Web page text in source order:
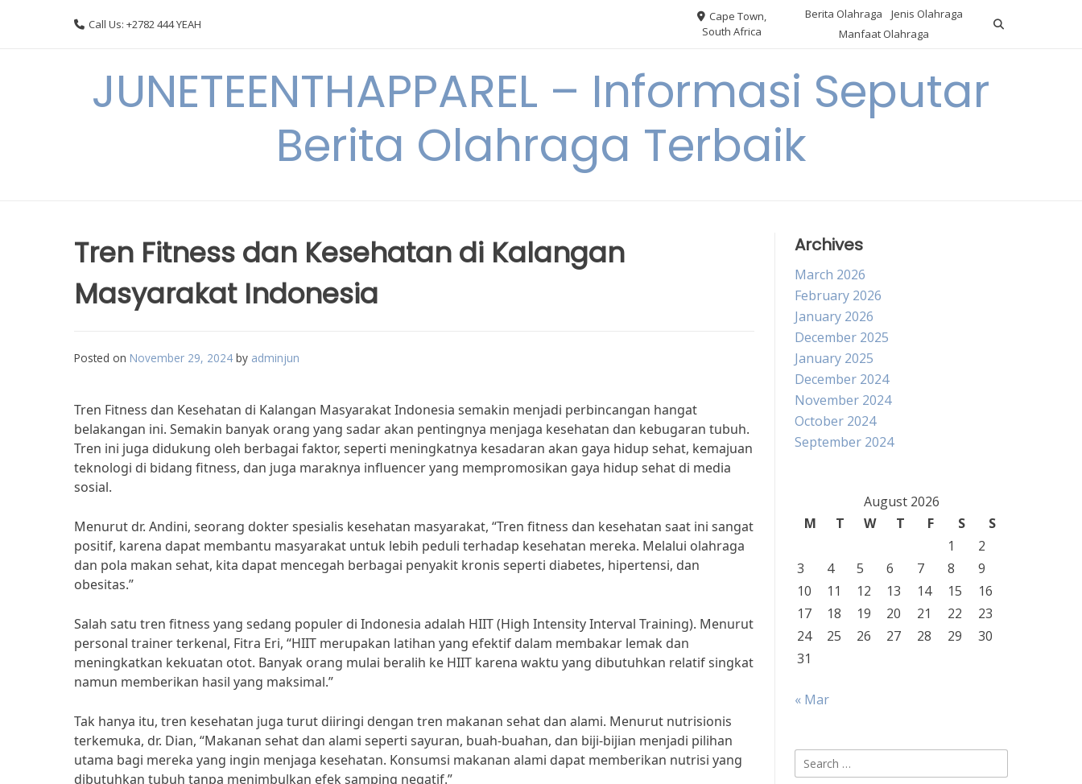
Call Us: +2782 444 YEAH
Cape Town,
South Africa
Berita Olahraga
Jenis Olahraga
Manfaat Olahraga
JUNETEENTHAPPAREL – Informasi Seputar
Berita Olahraga Terbaik
Tren Fitness dan Kesehatan di Kalangan
Masyarakat Indonesia
Posted on November 29, 2024 by adminjun
Tren Fitness dan Kesehatan di Kalangan Masyarakat Indonesia semakin menjadi perbincangan hangat
belakangan ini. Semakin banyak orang yang sadar akan pentingnya menjaga kesehatan dan kebugaran tubuh.
Tren ini juga didukung oleh berbagai faktor, seperti meningkatnya kesadaran akan gaya hidup sehat, kemajuan
teknologi di bidang fitness, dan juga maraknya influencer yang mempromosikan gaya hidup sehat di media
sosial.
Menurut dr. Andini, seorang dokter spesialis kesehatan masyarakat, “Tren fitness dan kesehatan saat ini sangat
positif, karena dapat membantu masyarakat untuk lebih peduli terhadap kesehatan mereka. Melalui olahraga
dan pola makan sehat, kita dapat mencegah berbagai penyakit kronis seperti diabetes, hipertensi, dan
obesitas.”
Salah satu tren fitness yang sedang populer di Indonesia adalah HIIT (High Intensity Interval Training). Menurut
personal trainer terkenal, Fitra Eri, “HIIT merupakan latihan yang efektif dalam membakar lemak dan
meningkatkan kekuatan otot. Banyak orang mulai beralih ke HIIT karena waktu yang dibutuhkan relatif singkat
namun memberikan hasil yang maksimal.”
Tak hanya itu, tren kesehatan juga turut diiringi dengan tren makanan sehat dan alami. Menurut nutrisionis
terkemuka, dr. Dian, “Makanan sehat dan alami seperti sayuran, buah-buahan, dan biji-bijian menjadi pilihan
utama bagi mereka yang ingin menjaga kesehatan. Konsumsi makanan alami dapat memberikan nutrisi yang
dibutuhkan tubuh tanpa menimbulkan efek samping negatif.”
Archives
March 2026
February 2026
January 2026
December 2025
January 2025
December 2024
November 2024
October 2024
September 2024
August 2026
M
T W T F S
S
1
2
3
4 5 6 7 8
9
10
11 12 13 14 15
16
17
18 19 20 21 22
23
24
25 26 27 28 29
30
31
« Mar
Search
for: